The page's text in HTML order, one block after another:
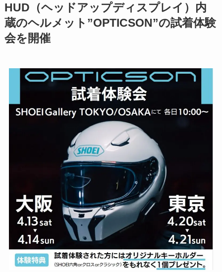
HUD（ヘッドアップディスプレイ）内
蔵のヘルメット”OPTICSON”の試着体験
会を開催